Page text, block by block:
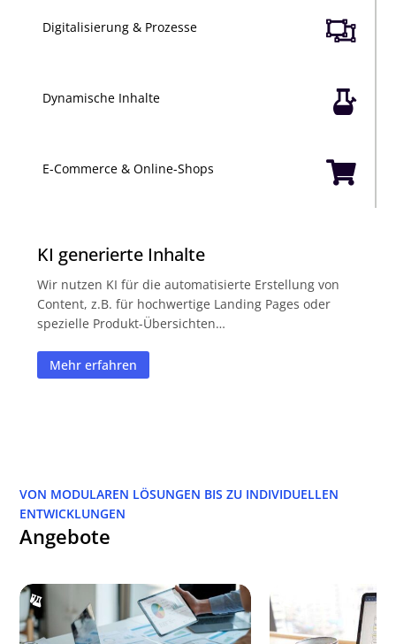

Digitalisierung & Prozesse

Dynamische Inhalte

E-Commerce & Online-Shops
KI generierte Inhalte
Wir nutzen KI für die automatisierte Erstellung von
Content, z.B. für hochwertige Landing Pages oder
spezielle Produkt-Übersichten…
Mehr erfahren
VON MODULAREN LÖSUNGEN BIS ZU INDIVIDUELLEN
ENTWICKLUNGEN
Angebote